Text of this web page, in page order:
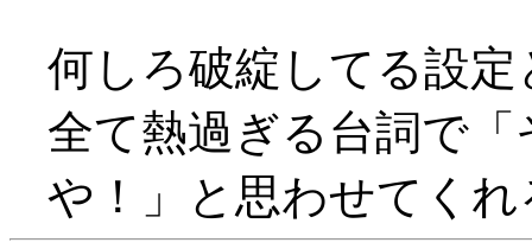
何しろ破綻してる設
全て熱過ぎる台詞で
や！」と思わせてく